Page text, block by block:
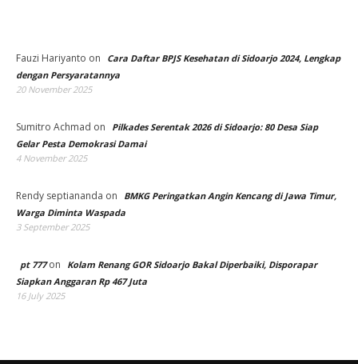
Fauzi Hariyanto on
Cara Daftar BPJS Kesehatan di Sidoarjo 2024, Lengkap
dengan Persyaratannya
20 November 2025
Sumitro Achmad on
Pilkades Serentak 2026 di Sidoarjo: 80 Desa Siap
Gelar Pesta Demokrasi Damai
4 November 2025
Rendy septiananda on
BMKG Peringatkan Angin Kencang di Jawa Timur,
Warga Diminta Waspada
3 September 2025
pt 777on
Kolam Renang GOR Sidoarjo Bakal Diperbaiki, Disporapar
Siapkan Anggaran Rp 467 Juta
16 July 2025